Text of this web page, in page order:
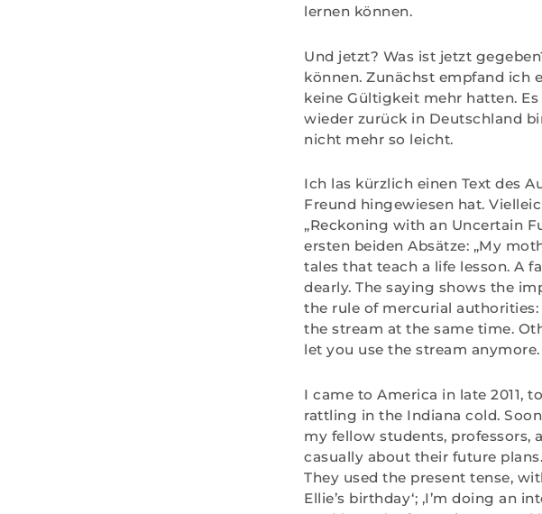
lernen können.
Und jetzt? Was ist jetzt
können. Zunächst empfand ich
keine Gültigkeit mehr hatten.
wieder zurück in Deutschland
nicht mehr so leicht.
Ich las kürzlich einen Text des
Freund hingewiesen hat.
„Reckoning with an Uncertain
ersten beiden Absätze: „My
tales that teach a life lesson. A
dearly. The saying shows the
the rule of mercurial
the stream at the same time.
let you use the stream anymore.
I came to America in late 2011,
rattling in the Indiana cold.
my fellow students, professors,
casually about their future
They used the present tense,
Ellie’s birthday‘; ‚I’m doing an